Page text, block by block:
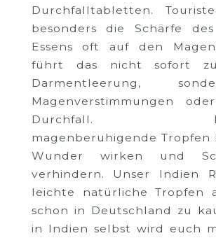
Durchfalltabletten.
besonders die Schärfe
Essens oft auf den
führt das nicht sofort
Darmentleerung,
Magenverstimmungen
Durchfall.
magenberuhigende Tropfen
Wunder wirken und
verhindern. Unser Indien
leichte natürliche Tropfen
schon in Deutschland zu
in Indien selbst wird euch